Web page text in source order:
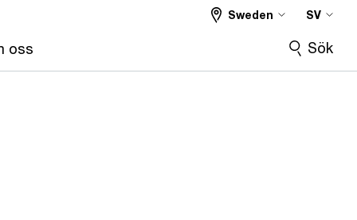
oss
Sweden SV
Sök